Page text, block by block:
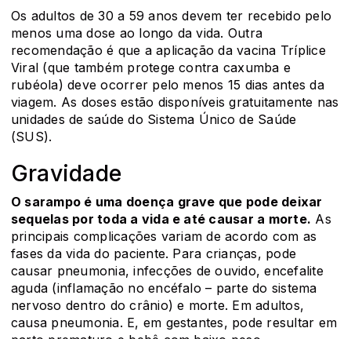
Os adultos de 30 a 59 anos devem ter recebido pelo
menos uma dose ao longo da vida. Outra
recomendação é que a aplicação da vacina Tríplice
Viral (que também protege contra caxumba e
rubéola) deve ocorrer pelo menos 15 dias antes da
viagem. As doses estão disponíveis gratuitamente nas
unidades de saúde do Sistema Único de Saúde
(SUS).
Gravidade
O sarampo é uma doença grave que pode deixar
sequelas por toda a vida e até causar a morte. As
principais complicações variam de acordo com as
fases da vida do paciente. Para crianças, pode
causar pneumonia, infecções de ouvido, encefalite
aguda (inflamação no encéfalo – parte do sistema
nervoso dentro do crânio) e morte. Em adultos,
causa pneumonia. E, em gestantes, pode resultar em